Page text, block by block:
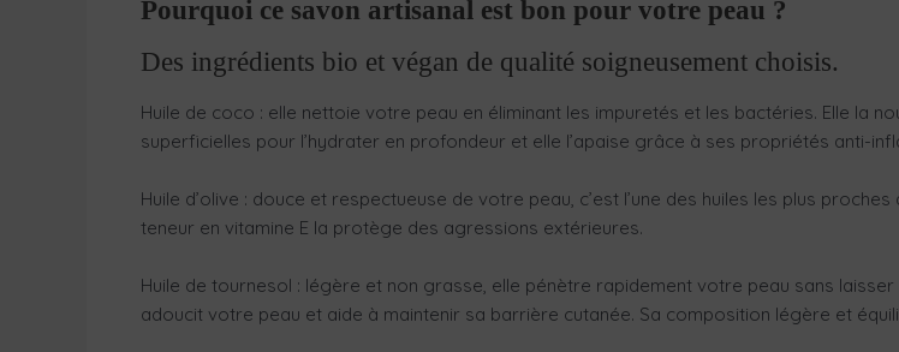
Pourquoi ce savon artisanal est bon pour votre peau ?
Des ingrédients bio et végan de qualité soigneusement choisis.
Huile de coco : elle nettoie votre peau en éliminant les impuretés et les bactéries. Elle la
superficielles pour l’hydrater en profondeur et elle l’apaise grâce à ses propriétés anti-
Huile d’olive : douce et respectueuse de votre peau, c’est l’une des huiles les plus
teneur en vitamine E la protège des agressions extérieures.
Huile de tournesol : légère et non grasse, elle pénètre rapidement votre peau sans
adoucit votre peau et aide à maintenir sa barrière cutanée. Sa composition légère et